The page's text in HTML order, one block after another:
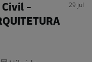
Civil -
29 jul